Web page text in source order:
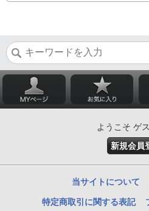
ようこそ ゲ
新規会員
当サイトについて
特定商取引に関する表記